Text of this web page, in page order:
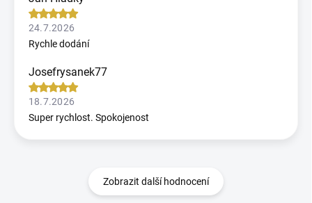
24.7.2026
Rychle dodání
Josefrysanek77
18.7.2026
Super rychlost. Spokojenost
Zobrazit další hodnocení